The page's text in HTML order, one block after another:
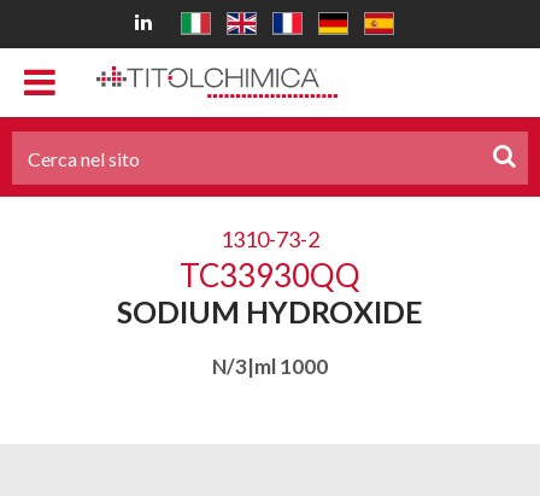
1310-73-2
TC33930QQ
SODIUM HYDROXIDE
N/3|ml 1000